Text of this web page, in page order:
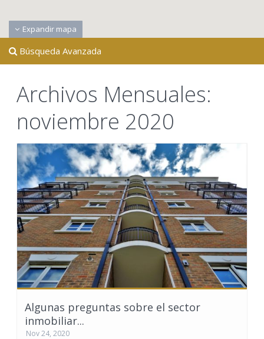
Expandir mapa
Búsqueda Avanzada
Archivos Mensuales:
noviembre 2020
Algunas preguntas sobre el sector
inmobiliar...
Nov 24, 2020